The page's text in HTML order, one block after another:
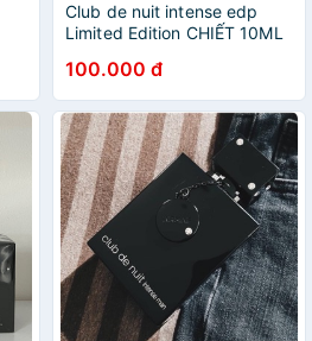
Club de nuit intense edp
Limited Edition CHIẾT 10ML
Dubai chính hãng - GIÁ SI3
RẺ
100.000 đ